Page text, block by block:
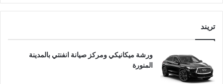
تريند
ورشة ميكانيكي ومركز صيانة انفنتي بالمدينة
المنورة